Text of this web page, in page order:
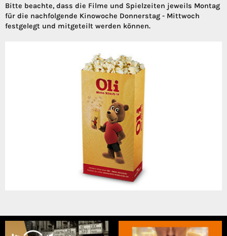
Bitte beachte, dass die Filme und Spielzeiten jeweils Montag
für die nachfolgende Kinowoche Donnerstag - Mittwoch
festgelegt und mitgeteilt werden können.